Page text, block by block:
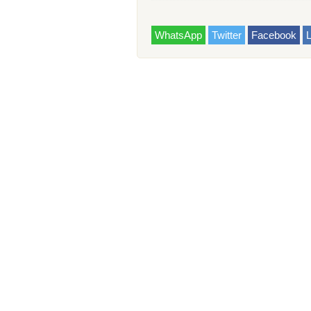
WhatsApp Twitter Facebook